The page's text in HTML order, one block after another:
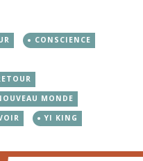
CONSCIENCE
MONDE
YI KING